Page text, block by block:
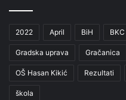
2022 April BiH BKC
Gradska uprava Gračanica
OŠ Hasan Kikić Rezultati
škola